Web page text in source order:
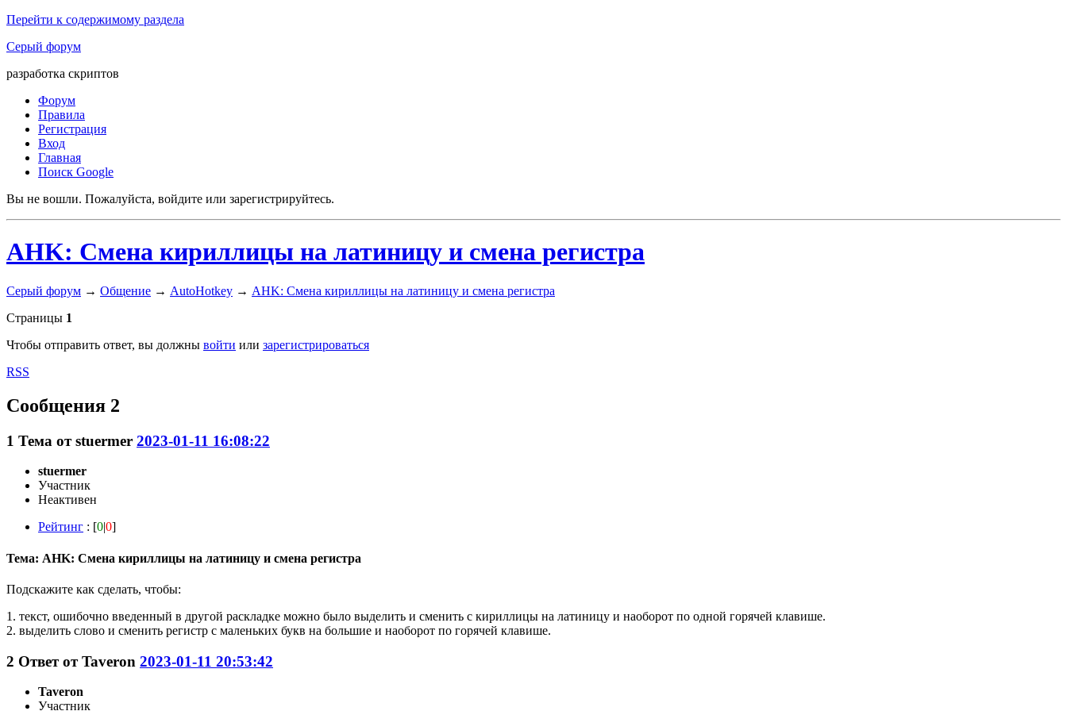
Перейти к содержимому раздела
Серый форум
разработка скриптов
Форум
Правила
Регистрация
Вход
Главная
Поиск Google
Вы не вошли. Пожалуйста, войдите или зарегистрируйтесь.
AHK: Смена кириллицы на латиницу и смена регистра
Серый форум → Общение → AutoHotkey → AHK: Смена кириллицы на латиницу и смена регистра
Страницы 1
Чтобы отправить ответ, вы должны войти или зарегистрироваться
RSS
Сообщения 2
1 Тема отstuermer 2023-01-11 16:08:22
stuermer
Участник
Неактивен
Рейтинг : [0|0]
Тема: AHK: Смена кириллицы на латиницу и смена регистра
Подскажите как сделать, чтобы:
1. текст, ошибочно введенный в другой раскладке можно было выделить и сменить с кириллицы на латиницу и наоборот по одной горячей клавише.
2. выделить слово и сменить регистр с маленьких букв на большие и наоборот по горячей клавише.
2 Ответ отTaveron 2023-01-11 20:53:42
Taveron
Участник